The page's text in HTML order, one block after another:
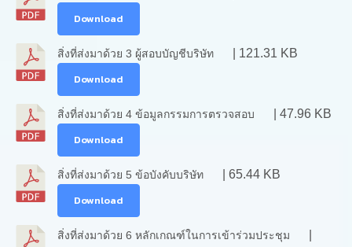
Download
สิ่งที่ส่งมาด้วย 3 ผู้สอบบัญชีบริษัท | 121.31 KB
Download
สิ่งที่ส่งมาด้วย 4 ข้อมูลกรรมการตรวจสอบ | 47.96 KB
Download
สิ่งที่ส่งมาด้วย 5 ข้อบังคับบริษัท | 65.44 KB
Download
สิ่งที่ส่งมาด้วย 6 หลักเกณฑ์ในการเข้าร่วมประชุม